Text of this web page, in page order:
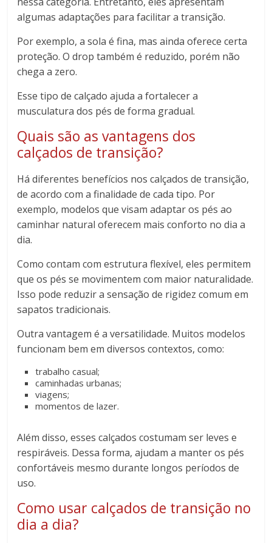
algumas adaptações para facilitar a transição.
Por exemplo, a sola é fina, mas ainda oferece certa
proteção. O drop também é reduzido, porém não
chega a zero.
Esse tipo de calçado ajuda a fortalecer a
musculatura dos pés de forma gradual.
Quais são as vantagens dos
calçados de transição?
Há diferentes benefícios nos calçados de transição,
de acordo com a finalidade de cada tipo. Por
exemplo, modelos que visam adaptar os pés ao
caminhar natural oferecem mais conforto no dia a
dia.
Como contam com estrutura flexível, eles permitem
que os pés se movimentem com maior naturalidade.
Isso pode reduzir a sensação de rigidez comum em
sapatos tradicionais.
Outra vantagem é a versatilidade. Muitos modelos
funcionam bem em diversos contextos, como:
trabalho casual;
caminhadas urbanas;
viagens;
momentos de lazer.
Além disso, esses calçados costumam ser leves e
respiráveis. Dessa forma, ajudam a manter os pés
confortáveis mesmo durante longos períodos de
uso.
Como usar calçados de transição no
dia a dia?